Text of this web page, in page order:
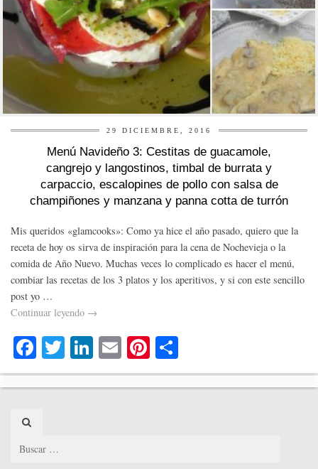
29 DICIEMBRE, 2016
Menú Navideño 3: Cestitas de guacamole,
cangrejo y langostinos, timbal de burrata y
carpaccio, escalopines de pollo con salsa de
champiñones y manzana y panna cotta de turrón
Mis queridos «glamcooks»: Como ya hice el año pasado, quiero que la
receta de hoy os sirva de inspiración para la cena de Nochevieja o la
comida de Año Nuevo. Muchas veces lo complicado es hacer el menú,
combiar las recetas de los 3 platos y los aperitivos, y si con este sencillo
post yo …
Continuar leyendo →
Fa
ce
bo
T
wi
tte
Li
nk
ed
E
m
ail
Pi
nt
er
o
m
Search